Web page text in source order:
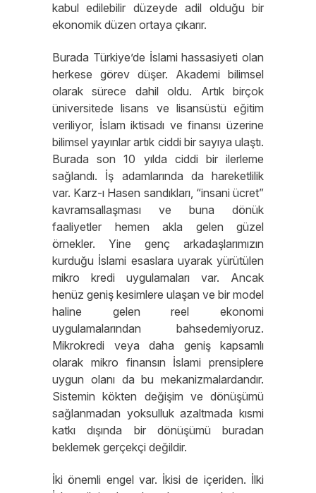
kabul edilebilir düzeyde adil olduğu bir
ekonomik düzen ortaya çıkarır.
Burada Türkiye’de İslami hassasiyeti olan
herkese görev düşer. Akademi bilimsel
olarak sürece dahil oldu. Artık birçok
üniversitede lisans ve lisansüstü eğitim
veriliyor, İslam iktisadı ve finansı üzerine
bilimsel yayınlar artık ciddi bir sayıya ulaştı.
Burada son 10 yılda ciddi bir ilerleme
sağlandı. İş adamlarında da hareketlilik
var. Karz-ı Hasen sandıkları, “insani ücret”
kavramsallaşması ve buna dönük
faaliyetler hemen akla gelen güzel
örnekler. Yine genç arkadaşlarımızın
kurduğu İslami esaslara uyarak yürütülen
mikro kredi uygulamaları var. Ancak
henüz geniş kesimlere ulaşan ve bir model
haline gelen reel ekonomi
uygulamalarından bahsedemiyoruz.
Mikrokredi veya daha geniş kapsamlı
olarak mikro finansın İslami prensiplere
uygun olanı da bu mekanizmalardandır.
Sistemin kökten değişim ve dönüşümü
sağlanmadan yoksulluk azaltmada kısmi
katkı dışında bir dönüşümü buradan
beklemek gerçekçi değildir.
İki önemli engel var. İkisi de içeriden. İlki